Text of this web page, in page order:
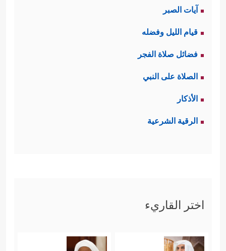
آيات الصبر
قيام الليل وفضله
فضائل صلاة الفجر
الصلاة على النبي
الأذكار
الرقية الشرعية
اختر القاريء